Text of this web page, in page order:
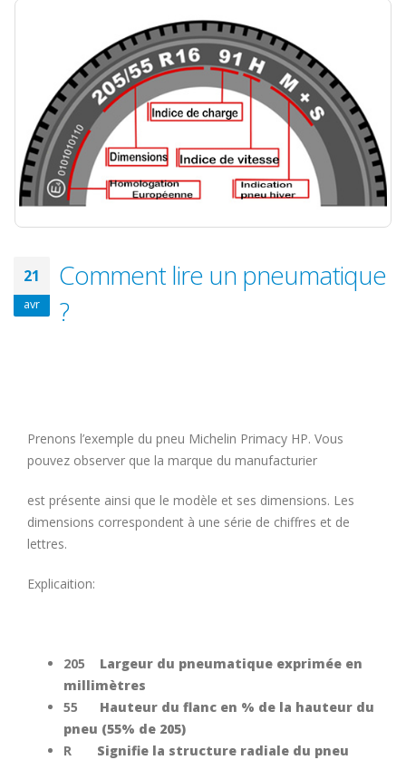
21
avr
Comment lire un pneumatique
?
Prenons l’exemple du pneu Michelin Primacy HP. Vous
pouvez observer que la marque du manufacturier
est présente ainsi que le modèle et ses dimensions. Les
dimensions correspondent à une série de chiffres et de
lettres.
Explicaition:
205
Largeur du pneumatique exprimée en
millimètres
55
Hauteur du flanc en % de la hauteur du
pneu (55% de 205)
R
Signifie la structure radiale du pneu